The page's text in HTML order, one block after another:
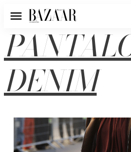
Menú
DENIM